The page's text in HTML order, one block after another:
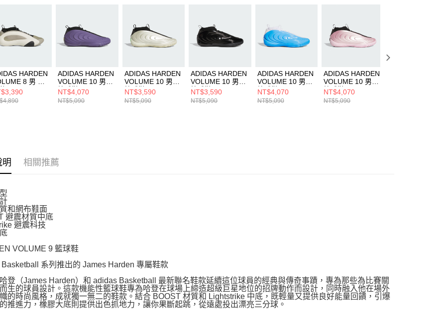
形，恩沛科技股份有限公司將有權停止該用戶之使用額度並採取法律行
動。
HARDEN
8 男 籃
IG6649
ADIDAS HARDEN
VOLUME 10 男女
籃球鞋 JQ9426
NT$4,070
NT$5,090
ADIDAS HARDEN
VOLUME 10 男女
籃球鞋 JQ9453
NT$3,590
NT$5,090
ADIDAS HARDEN
VOLUME 10 男女
籃球鞋 JR1598
NT$3,590
NT$5,090
ADIDAS HARDEN
VOLUME 10 男女
籃球鞋 JQ9422
NT$4,070
NT$5,090
ADIDAS HARDEN
VOLUME 10 男女
籃球鞋 KI1608
NT$4,070
NT$5,090
明 相關推薦
和網布鞋面
避震材質中底
避震科技
VOLUME 9 籃球鞋
系列推出的 James Harden 專屬鞋款
登（James Harden）和 adidas Basketball 最新聯名鞋款延續這位球員的經典與傳奇事蹟，專為那些為比賽關
生的球員設計。這款機能性籃球鞋專為哈登在球場上締造超級巨星地位的招牌動作而設計，同時融入他在場外
的時尚風格，成就獨一無二的鞋款。結合 BOOST 材質和 Lightstrike 中底，既輕量又提供良好能量回饋，引爆
推進力，橡膠大底則提供出色抓地力，讓你果斷起跳，從遠處投出漂亮三分球。